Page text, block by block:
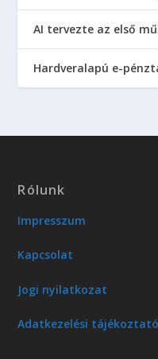
AI tervezte az első
Hardveralapú e-
Rólunk
Impresszum
Kapcsolat
Jogi nyilatkozat
Adatkezelési tájékoztató